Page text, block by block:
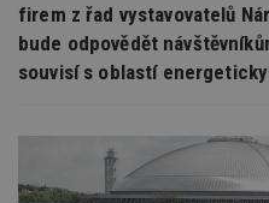
firem z řad vystavovatelů
bude odpovědět
souvisí s oblastí